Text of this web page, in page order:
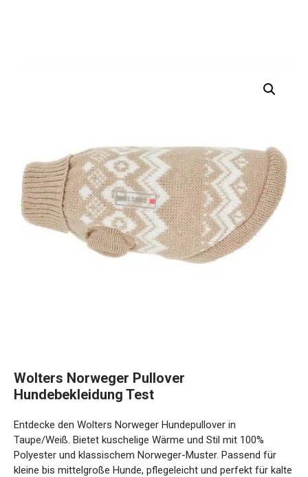
Wolters Norweger Pullover
Hundebekleidung Test
Entdecke den Wolters Norweger Hundepullover in
Taupe/Weiß. Bietet kuschelige Wärme und Stil mit 100%
Polyester und klassischem Norweger-Muster. Passend für
kleine bis mittelgroße Hunde, pflegeleicht und perfekt für kalte